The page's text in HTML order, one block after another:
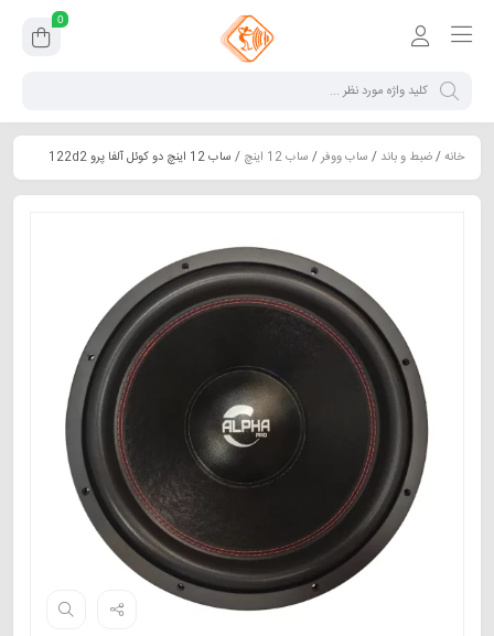
0
خانه/ضبط و باند / ساب ووفر/ ساب 12 اینچ / ساب 12 اینچ دو کوئل آلفا پرو 122d2